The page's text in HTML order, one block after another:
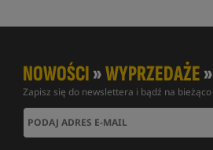
NOWOŚCI»WYPRZEDAŻE»
Zapisz się do newslettera i bądź na bieżąco